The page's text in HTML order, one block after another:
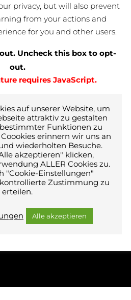
privacy, but will also prevent
from your actions and
for you and other users.
Uncheck this box to opt-
out.
requires JavaScript.
auf unserer Website, um
attraktiv zu gestalten
Funktionen zu
erinnern wir uns an
wiederholten Besuche.
akzeptieren" klicken,
ALLER Cookies zu.
"Cookie-Einstellungen"
Zustimmung zu
erteilen.
Alle akzeptieren